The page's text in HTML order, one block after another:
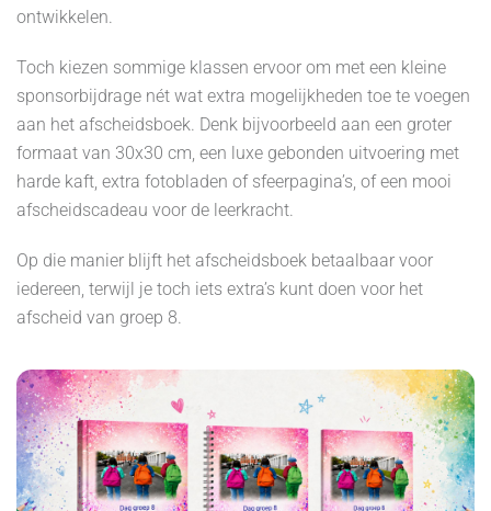
ontwikkelen.
Toch kiezen sommige klassen ervoor om met een kleine
sponsorbijdrage nét wat extra mogelijkheden toe te voegen
aan het afscheidsboek. Denk bijvoorbeeld aan een groter
formaat van 30x30 cm, een luxe gebonden uitvoering met
harde kaft, extra fotobladen of sfeerpagina’s, of een mooi
afscheidscadeau voor de leerkracht.
Op die manier blijft het afscheidsboek betaalbaar voor
iedereen, terwijl je toch iets extra’s kunt doen voor het
afscheid van groep 8.